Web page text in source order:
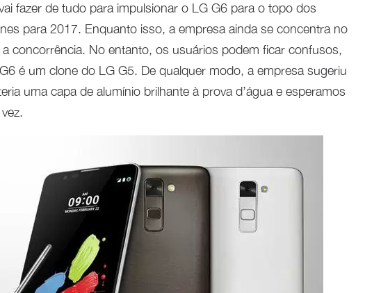
fazer de tudo para impulsionar o LG G6 para o topo dos
para 2017. Enquanto isso, a empresa ainda se concentra no
concorrência. No entanto, os usuários podem ficar confusos,
é um clone do LG G5. De qualquer modo, a empresa sugeriu
uma capa de alumínio brilhante à prova d’água e esperamos